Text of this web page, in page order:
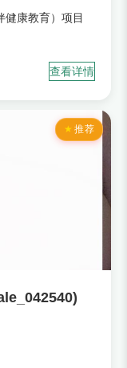
康教育）项目
查看详情
推荐